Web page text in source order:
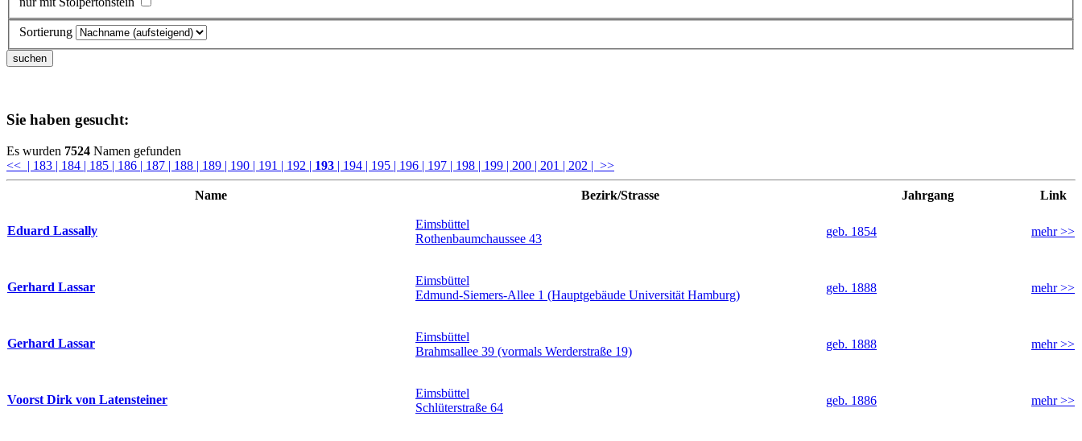
Sortierung
Sie haben gesucht:
Es wurden 7524 Namen gefunden
<< | 183 | 184 | 185 | 186 | 187 | 188 | 189 | 190 | 191 | 192 | 193 | 194 | 195 | 196 | 197 | 198 | 199 | 200 | 201 | 202 | >>
Name Bezirk/Strasse Jahrgang Link
Eduard Lassally
Eimsbüttel
Rothenbaumchaussee 43
geb. 1854 mehr >>
Gerhard Lassar
Eimsbüttel
Edmund-Siemers-Allee 1 (Hauptgebäude Universität Hamburg)
geb. 1888 mehr >>
Gerhard Lassar
Eimsbüttel
Brahmsallee 39 (vormals Werderstraße 19)
geb. 1888 mehr >>
Voorst Dirk von Latensteiner
Eimsbüttel
Schlüterstraße 64
geb. 1886 mehr >>